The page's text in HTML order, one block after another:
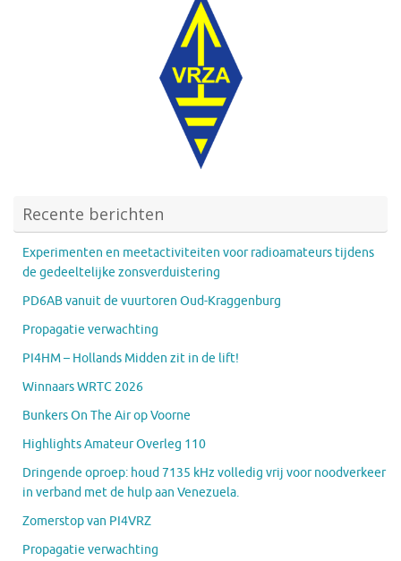
Recente berichten
Experimenten en meetactiviteiten voor radioamateurs tijdens
de gedeeltelijke zonsverduistering
PD6AB vanuit de vuurtoren Oud-Kraggenburg
Propagatie verwachting
PI4HM – Hollands Midden zit in de lift!
Winnaars WRTC 2026
Bunkers On The Air op Voorne
Highlights Amateur Overleg 110
Dringende oproep: houd 7135 kHz volledig vrij voor noodverkeer
in verband met de hulp aan Venezuela.
Zomerstop van PI4VRZ
Propagatie verwachting